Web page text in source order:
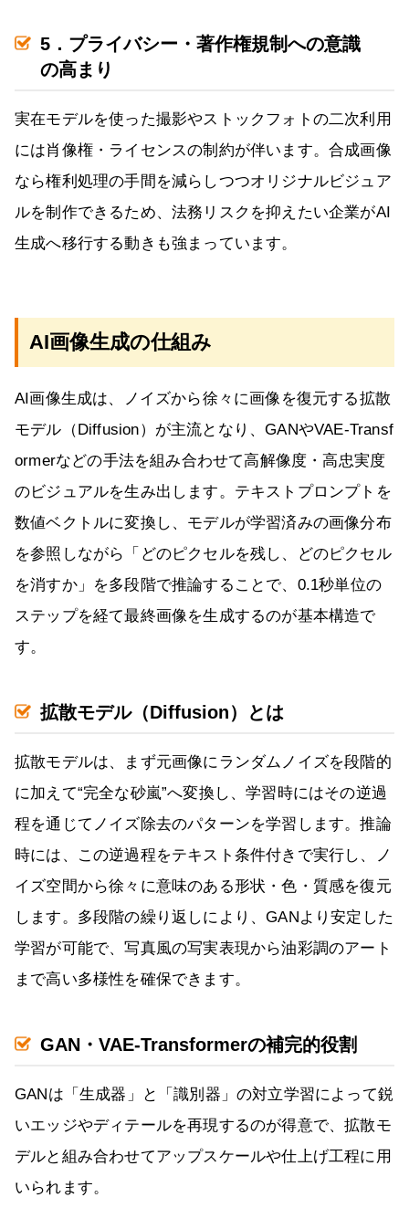
5．プライバシー・著作権規制への意識
の高まり
実在モデルを使った撮影やストックフォトの二次利用
には肖像権・ライセンスの制約が伴います。合成画像
なら権利処理の手間を減らしつつオリジナルビジュア
ルを制作できるため、法務リスクを抑えたい企業がAI
生成へ移行する動きも強まっています。
AI画像生成の仕組み
AI画像生成は、ノイズから徐々に画像を復元する拡散
モデル（Diffusion）が主流となり、GANやVAE‐Transf
ormerなどの手法を組み合わせて高解像度・高忠実度
のビジュアルを生み出します。テキストプロンプトを
数値ベクトルに変換し、モデルが学習済みの画像分布
を参照しながら「どのピクセルを残し、どのピクセル
を消すか」を多段階で推論することで、0.1秒単位の
ステップを経て最終画像を生成するのが基本構造で
す。
拡散モデル（Diffusion）とは
拡散モデルは、まず元画像にランダムノイズを段階的
に加えて“完全な砂嵐”へ変換し、学習時にはその逆過
程を通じてノイズ除去のパターンを学習します。推論
時には、この逆過程をテキスト条件付きで実行し、ノ
イズ空間から徐々に意味のある形状・色・質感を復元
します。多段階の繰り返しにより、GANより安定した
学習が可能で、写真風の写実表現から油彩調のアート
まで高い多様性を確保できます。
GAN・VAE‐Transformerの補完的役割
GANは「生成器」と「識別器」の対立学習によって鋭
いエッジやディテールを再現するのが得意で、拡散モ
デルと組み合わせてアップスケールや仕上げ工程に用
いられます。